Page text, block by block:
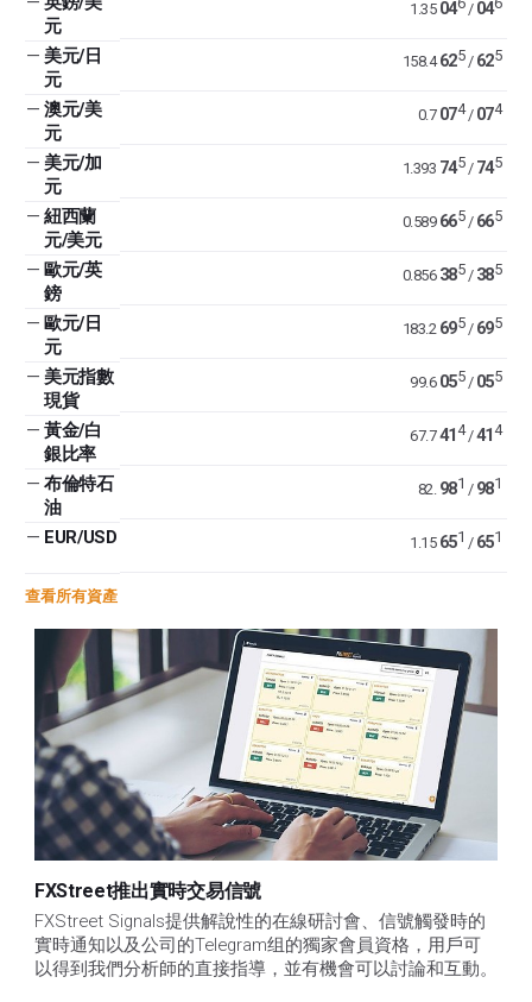
元
1.35 04 / 04
— 美元/日
元
158.4 625/ 625
— 澳元/美
元
0.7 074/ 074
— 美元/加
元
1.393 745/ 745
— 紐西蘭
元/美元
0.589 665/ 665
— 歐元/英
鎊
0.856 385/ 385
— 歐元/日
元
183.2 695/ 695
— 美元指數
現貨
99.6 055/ 055
— 黃金/白
銀比率
67.7 414/414
— 布倫特石
油
82. 981 / 981
— EUR/USD 1.15 651 / 651
查看所有資產
FXStreet推出實時交易信號
FXStreet Signals提供解說性的在線研討會、信號觸發時的
實時通知以及公司的Telegram组的獨家會員資格，用戶可
以得到我們分析師的直接指導，並有機會可以討論和互動。